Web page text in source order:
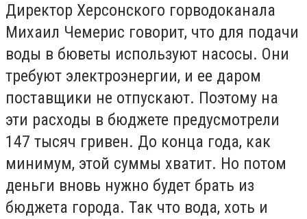
Директор Херсонского горводоканала
Михаил Чемерис говорит, что для подачи
воды в бюветы используют насосы. Они
требуют электроэнергии, и ее даром
поставщики не отпускают. Поэтому на
эти расходы в бюджете предусмотрели
147 тысяч гривен. До конца года, как
минимум, этой суммы хватит. Но потом
деньги вновь нужно будет брать из
бюджета города. Так что вода, хоть и